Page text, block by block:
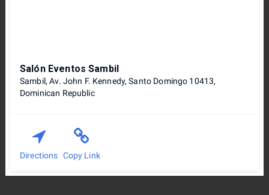
Salón Eventos Sambil
Sambil, Av. John F. Kennedy, Santo Domingo 10413,
Dominican Republic
Directions Copy Link